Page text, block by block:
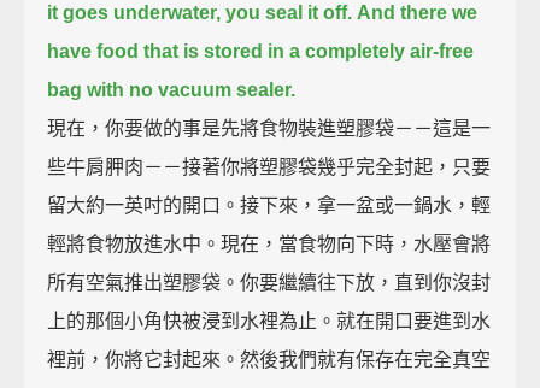
it goes underwater, you seal it off. And there we
have food that is stored in a completely air-free
bag with no vacuum sealer.
現在，你要做的事是先將食物裝進塑膠袋－－這是一
些牛肩胛肉－－接著你將塑膠袋幾乎完全封起，只要
留大約一英吋的開口。接下來，拿一盆或一鍋水，輕
輕將食物放進水中。現在，當食物向下時，水壓會將
所有空氣推出塑膠袋。你要繼續往下放，直到你沒封
上的那個小角快被浸到水裡為止。就在開口要進到水
裡前，你將它封起來。然後我們就有保存在完全真空